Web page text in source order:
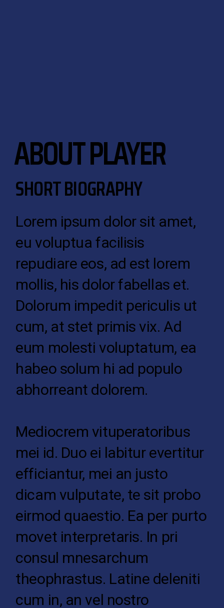
ABOUT PLAYER
SHORT BIOGRAPHY
Lorem ipsum dolor sit amet,
eu voluptua facilisis
repudiare eos, ad est lorem
mollis, his dolor fabellas et.
Dolorum impedit periculis ut
cum, at stet primis vix. Ad
eum molesti voluptatum, ea
habeo solum hi ad populo
abhorreant dolorem.
Mediocrem vituperatoribus
mei id. Duo ei labitur evertitur
efficiantur, mei an justo
dicam vulputate, te sit probo
eirmod quaestio. Ea per purto
movet interpretaris. In pri
consul mnesarchum
theophrastus. Latine deleniti
cum in, an vel nostro